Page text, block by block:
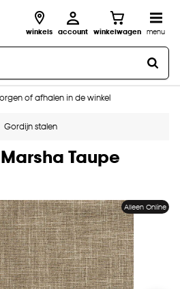
winkels account winkelwagen menu
of afhalen in de winkel
advies en inmeten aan huis
Gordijn stalen
Taupe
Alleen Online